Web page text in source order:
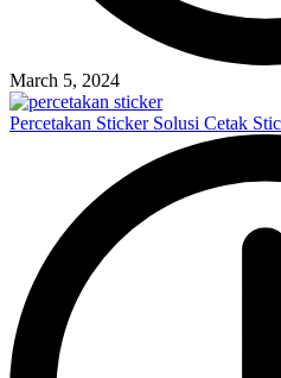
March 5, 2024
Percetakan Sticker Solusi Cetak